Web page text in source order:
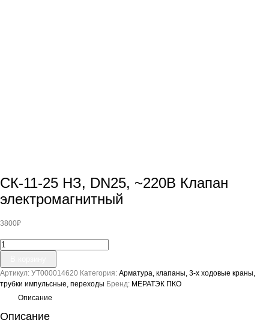
СК-11-25 НЗ, DN25, ~220В Клапан
электромагнитный
3800₽
Количество
товара
СК-11-
25
НЗ,
DN25,
Клапан
Артикул: УТ000014620 Категория: Арматура, клапаны, 3-х ходовые краны,
трубки импульсные, переходы Бренд: МЕРАТЭК ПКО
Описание
Описание